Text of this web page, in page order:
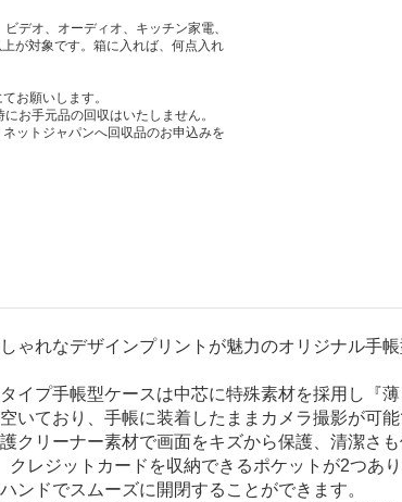
ビデオ、オーディオ、キッチン家電、
が対象です。箱に入れば、何点入れ
お願いします。
お手元品の回収はいたしません。
ットジャパンへ回収品のお申込みを
ゃれなデザインプリントが魅力のオリジナル手帳
イプ手帳型ケースは中芯に特殊素材を採用し『薄
いており、手帳に装着したままカメラ撮影が可能
クリーナー素材で画面をキズから保護、清潔さも
レジットカードを収納できるポケットが2つあり
ンドでスムーズに開閉することができます。